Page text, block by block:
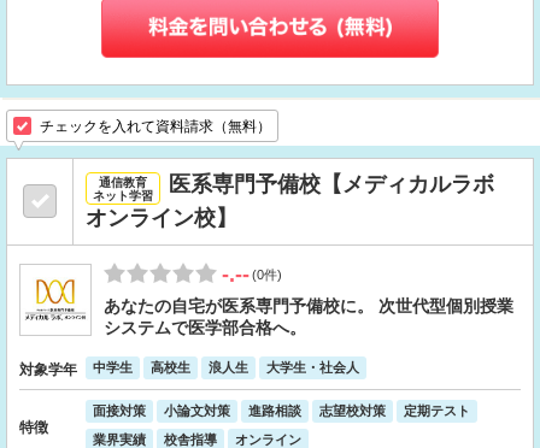
チェックを入れて資料請求（無料）
通信教育
ネット学習
医系専門予備校【メディカルラボ
オンライン校】
-.--(0件)
あなたの自宅が医系専門予備校に。 次世代型個別授業
システムで医学部合格へ。
対象学年 中学生 高校生 浪人生 大学生・社会人
特徴
面接対策 小論文対策 進路相談 志望校対策
定期テスト
業界実績
校舎指導 オンライン